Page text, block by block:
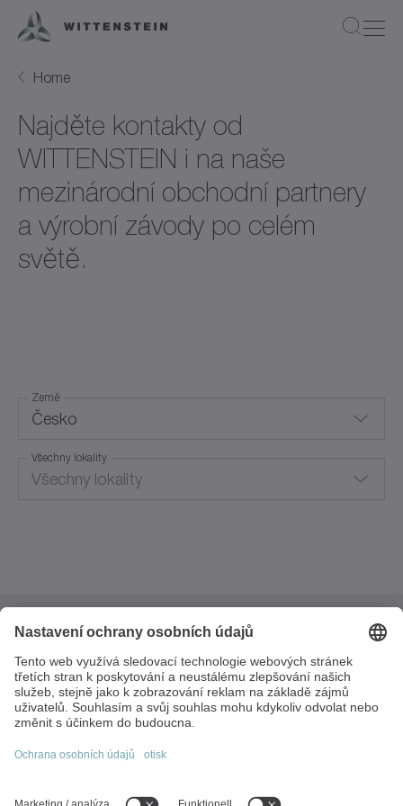
Home
Najděte kontakty od
WITTENSTEIN i na naše
mezinárodní obchodní partnery
a výrobní závody po celém
světě.
Česko
Brazílie
Švýcarsko
Čína
Země
Všechny lokality
Všechny lokality
Trnkova 3129/119a
628 00 Brno
Česká republika
+420 517 078 300
info(at)wittenstein.cz